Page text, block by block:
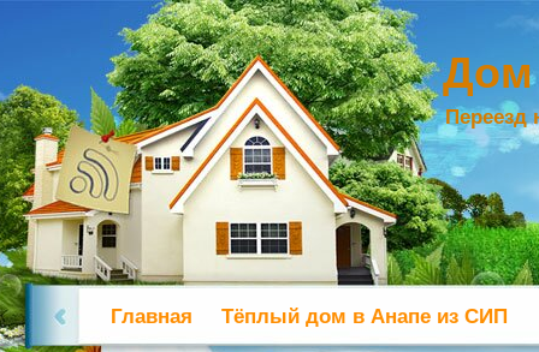
Дом
Переезд
Главная Тёплый дом в Анапе из СИП